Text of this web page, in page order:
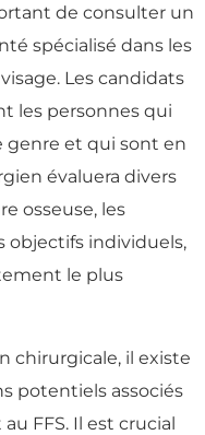
de consulter un
spécialisé dans les
Les candidats
les personnes qui
et qui sont en
évaluera divers
osseuse, les
objectifs individuels,
le plus
chirurgicale, il existe
potentiels associés
FFS. Il est crucial